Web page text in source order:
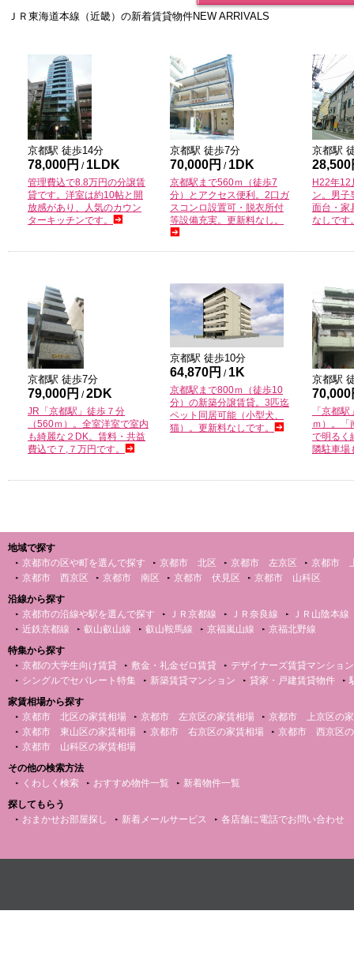
ＪＲ東海道本線（近畿）の新着賃貸物件NEW ARRIVALS
京都駅 徒歩14分
78,000円 / 1LDK
管理費込で8.8万円の分譲賃
貸です。洋室は約10帖と開
放感があり、人気のカウン
ターキッチンです。
京都駅 徒歩7分
70,000円 / 1DK
京都駅まで560ｍ（徒歩7
分）とアクセス便利。2口ガ
スコンロ設置可・脱衣所付
等設備充実。更新料なし。
京都駅
28,500
H22年12
ン。男子
面台・家
なしです
京都駅 徒歩7分
79,000円 /2DK
JR「京都駅」徒歩７分
（560ｍ）。全室洋室で室内
も綺麗な２DK。賃料・共益
費込で７,７万円です。
京都駅 徒歩10分
64,870円 / 1K
京都駅まで800ｍ（徒歩10
分）の新築分譲賃貸。3匹迄
ペット同居可能（小型犬、
猫）。更新料なしです。
京都駅
70,000
「京都
ｍ）。「
で明るく
隣駐車場
地域で探す
京都市の区や町を選んで探す
京都市 北区 京都市 左京区
京都市
京都市 西京区
京都市 南区 京都市 伏見区
京都市 山科区
沿線から探す
京都市の沿線や駅を選んで探す
ＪＲ京都線 ＪＲ奈良線
ＪＲ山陰本線
近鉄京都線
叡山叡山線 叡山鞍馬線 京福嵐山線
京福北野線
特集から探す
京都の大学生向け賃貸
敷金・礼金ゼロ賃貸
デザイナーズ賃貸マンション
シングルでセパレート特集
新築賃貸マンション 貸家・戸建賃貸物件
家賃相場から探す
京都市 北区の家賃相場
京都市 左京区の家賃相場
京都市 上京区の
京都市 東山区の家賃相場
京都市 右京区の家賃相場
京都市 西京区
京都市 山科区の家賃相場
その他の検索方法
くわしく検索
おすすめ物件一覧
新着物件一覧
探してもらう
おまかせお部屋探し
新着メールサービス 各店舗に電話でお問い合わせ